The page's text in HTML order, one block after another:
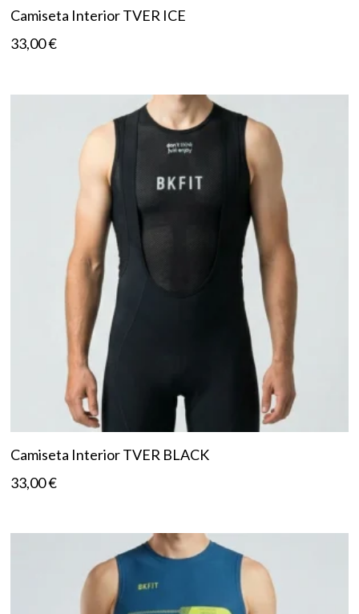
Camiseta Interior TVER ICE
33,00€
Camiseta Interior TVER BLACK
33,00€